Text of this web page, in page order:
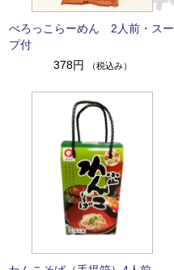
ぺろっこらーめん 2人前・スー
プ付
378円
（税込み）